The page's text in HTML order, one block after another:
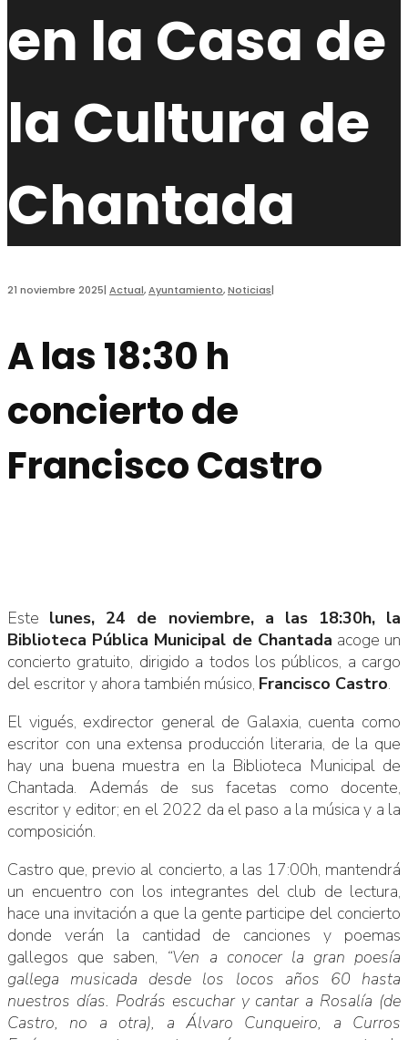
en la Casa de
la Cultura de
Chantada
21 noviembre 2025| Actual,Ayuntamiento,Noticias|
A las 18:30 h
concierto de
Francisco Castro
Este lunes, 24 de noviembre, a las 18:30h, la
Biblioteca Pública Municipal de Chantada acoge un
concierto gratuito, dirigido a todos los públicos, a cargo
del escritor y ahora también músico, Francisco Castro.
El vigués, exdirector general de Galaxia, cuenta como
escritor con una extensa producción literaria, de la que
hay una buena muestra en la Biblioteca Municipal de
Chantada. Además de sus facetas como docente,
escritor y editor; en el 2022 da el paso a la música y a la
composición.
Castro que, previo al concierto, a las 17:00h, mantendrá
un encuentro con los integrantes del club de lectura,
hace una invitación a que la gente participe del concierto
donde verán la cantidad de canciones y poemas
gallegos que saben, “Ven a conocer la gran poesía
gallega musicada desde los locos años 60 hasta
nuestros días. Podrás escuchar y cantar a Rosalía (de
Castro, no a otra), a Álvaro Cunqueiro, a Curros